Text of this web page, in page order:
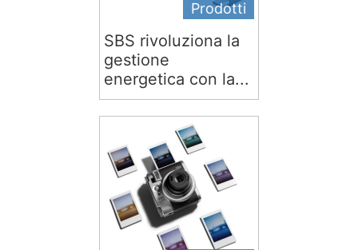
Prodotti
SBS rivoluziona la
gestione
energetica con la...